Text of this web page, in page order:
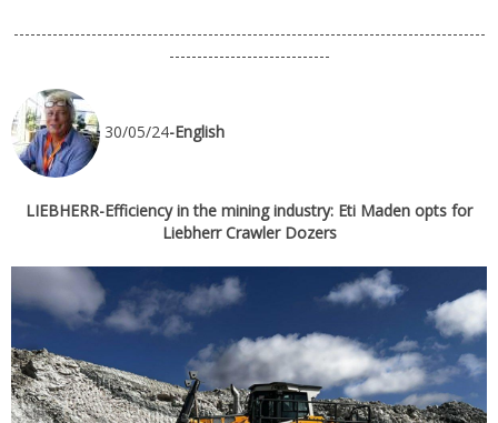
-------------------------------------------------------------------------------------
-----------------------------
30/05/24-English
LIEBHERR-Efficiency in the mining industry: Eti Maden opts for
Liebherr Crawler Dozers